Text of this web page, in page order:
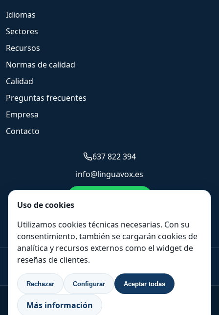
Idiomas
Sectores
Recursos
Normas de calidad
Calidad
Preguntas frecuentes
Empresa
Contacto
637 822 394
info@linguavox.es
Solicitar presupuesto
+44 20 3808 7685
637 822 394 | +1 347 493 3907
© 2026 LinguaVox, S.L. Todos los derechos reservados.
Aviso legal, política de privacidad y cookies
Uso de cookies
Utilizamos cookies técnicas necesarias. Con su
consentimiento, también se cargarán cookies de
analítica y recursos externos como el widget de
reseñas de clientes.
Rechazar Configurar Aceptar todas
Más información